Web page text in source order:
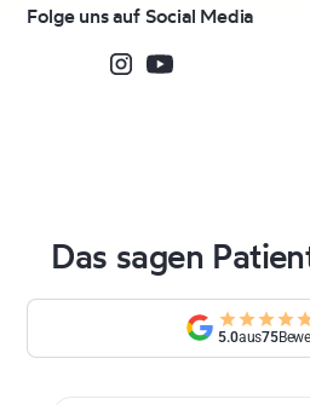
Folge uns auf Social Media
Das sagen
5.0aus75